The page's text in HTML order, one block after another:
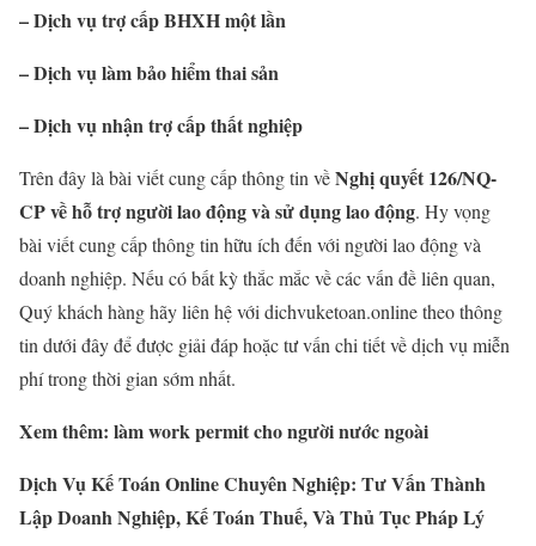
– Dịch vụ trợ cấp BHXH một lần
– Dịch vụ làm bảo hiểm thai sản
– Dịch vụ nhận trợ cấp thất nghiệp
Trên đây là bài viết cung cấp thông tin vềNghị quyết 126/NQ-
CP về hỗ trợ người lao động và sử dụng lao động. Hy vọng
bài viết cung cấp thông tin hữu ích đến với người lao động và
doanh nghiệp. Nếu có bất kỳ thắc mắc về các vấn đề liên quan,
Quý khách hàng hãy liên hệ với dichvuketoan.online theo thông
tin dưới đây để được giải đáp hoặc tư vấn chi tiết về dịch vụ miễn
phí trong thời gian sớm nhất.
Xem thêm: làm work permit cho người nước ngoài
Dịch Vụ Kế Toán Online Chuyên Nghiệp: Tư Vấn Thành
Lập Doanh Nghiệp, Kế Toán Thuế, Và Thủ Tục Pháp Lý